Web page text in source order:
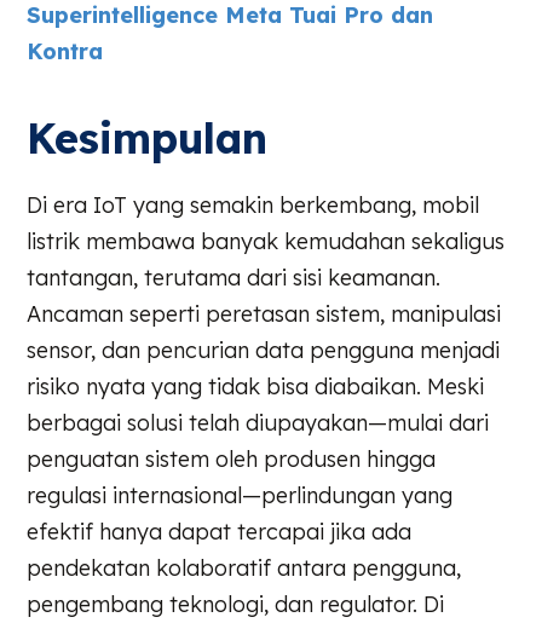
Superintelligence Meta Tuai Pro dan
Kontra
Kesimpulan
Di era IoT yang semakin berkembang, mobil
listrik membawa banyak kemudahan sekaligus
tantangan, terutama dari sisi keamanan.
Ancaman seperti peretasan sistem, manipulasi
sensor, dan pencurian data pengguna menjadi
risiko nyata yang tidak bisa diabaikan. Meski
berbagai solusi telah diupayakan—mulai dari
penguatan sistem oleh produsen hingga
regulasi internasional—perlindungan yang
efektif hanya dapat tercapai jika ada
pendekatan kolaboratif antara pengguna,
pengembang teknologi, dan regulator. Di